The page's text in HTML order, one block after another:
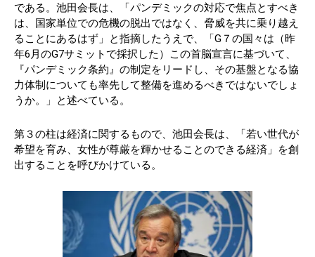
である。池田会長は、「パンデミックの対応で焦点とすべき
は、国家単位での危機の脱出ではなく、脅威を共に乗り越え
ることにあるはず」と指摘したうえで、「G７の国々は（昨
年6月のG7サミットで採択した）この首脳宣言に基づいて、
『パンデミック条約』の制定をリードし、その基盤となる協
力体制についても率先して整備を進めるべきではないでしょ
うか。」と述べている。
第３の柱は経済に関するもので、池田会長は、「若い世代が
希望を育み、女性が尊厳を輝かせることのできる経済」を創
出することを呼びかけている。